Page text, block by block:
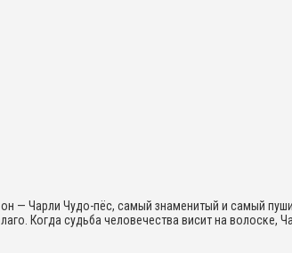
— Чарли Чудо-пёс, самый знаменитый и самый
Когда судьба человечества висит на волоске,